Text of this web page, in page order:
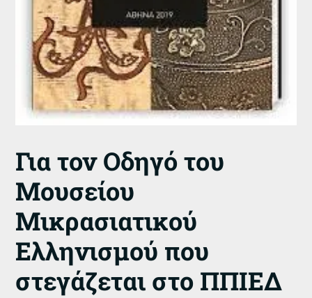
Για τον Οδηγό του
Μουσείου
Μικρασιατικού
Ελληνισμού που
στεγάζεται στο ΠΠΙΕΔ